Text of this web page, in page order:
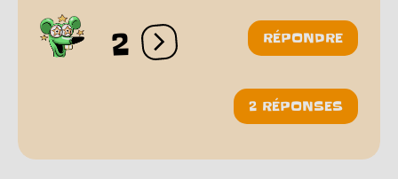
2 Ouvrir les réactions
RÉPONDRE
2 RÉPONSES